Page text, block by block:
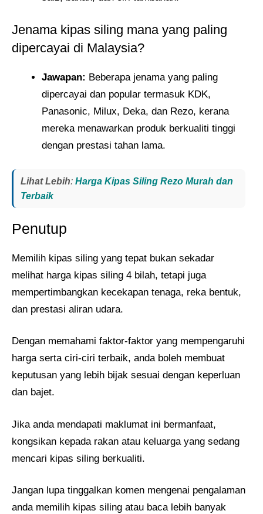
Jenama kipas siling mana yang paling
dipercayai di Malaysia?
Jawapan: Beberapa jenama yang paling
dipercayai dan popular termasuk KDK,
Panasonic, Milux, Deka, dan Rezo, kerana
mereka menawarkan produk berkualiti tinggi
dengan prestasi tahan lama.
Lihat Lebih: Harga Kipas Siling Rezo Murah dan
Terbaik
Penutup
Memilih kipas siling yang tepat bukan sekadar
melihat harga kipas siling 4 bilah, tetapi juga
mempertimbangkan kecekapan tenaga, reka bentuk,
dan prestasi aliran udara.
Dengan memahami faktor-faktor yang mempengaruhi
harga serta ciri-ciri terbaik, anda boleh membuat
keputusan yang lebih bijak sesuai dengan keperluan
dan bajet.
Jika anda mendapati maklumat ini bermanfaat,
kongsikan kepada rakan atau keluarga yang sedang
mencari kipas siling berkualiti.
Jangan lupa tinggalkan komen mengenai pengalaman
anda memilih kipas siling atau baca lebih banyak